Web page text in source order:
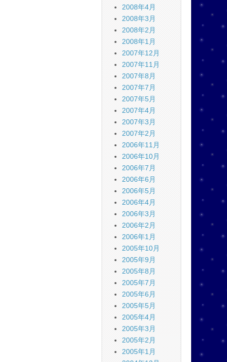
2008年4月
2008年3月
2008年2月
2008年1月
2007年12月
2007年11月
2007年8月
2007年7月
2007年5月
2007年4月
2007年3月
2007年2月
2006年11月
2006年10月
2006年7月
2006年6月
2006年5月
2006年4月
2006年3月
2006年2月
2006年1月
2005年10月
2005年9月
2005年8月
2005年7月
2005年6月
2005年5月
2005年4月
2005年3月
2005年2月
2005年1月